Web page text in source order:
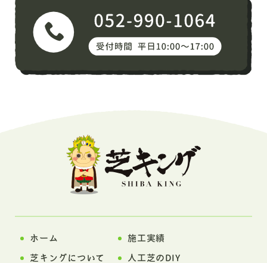
ホーム
芝キングについて
施工実績
人工芝のDIY